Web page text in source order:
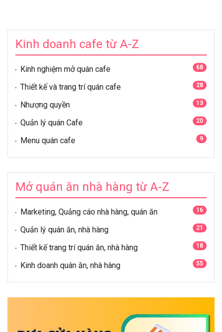
Kinh doanh cafe từ A-Z
Kinh nghiệm mở quán cafe 68
Thiết kế và trang trí quán cafe 28
Nhượng quyền 13
Quản lý quán Cafe 20
Menu quán cafe 9
Mở quán ăn nhà hàng từ A-Z
Marketing, Quảng cáo nhà hàng, quán ăn 16
Quản lý quán ăn, nhà hàng 21
Thiết kế trang trí quán ăn, nhà hàng 18
Kinh doanh quán ăn, nhà hàng 55